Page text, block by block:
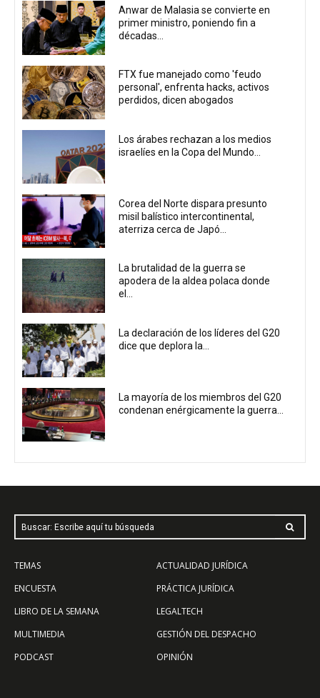
Anwar de Malasia se convierte en
primer ministro, poniendo fin a
décadas...
FTX fue manejado como 'feudo
personal', enfrenta hacks, activos
perdidos, dicen abogados
Los árabes rechazan a los medios
israelíes en la Copa del Mundo...
Corea del Norte dispara presunto
misil balístico intercontinental,
aterriza cerca de Japó...
La brutalidad de la guerra se
apodera de la aldea polaca donde
el...
La declaración de los líderes del G20
dice que deplora la...
La mayoría de los miembros del G20
condenan enérgicamente la guerra...
Buscar: Escribe aquí tu búsqueda
TEMAS
ENCUESTA
LIBRO DE LA SEMANA
MULTIMEDIA
PODCAST
ACTUALIDAD JURÍDICA
PRÁCTICA JURÍDICA
LEGALTECH
GESTIÓN DEL DESPACHO
OPINIÓN